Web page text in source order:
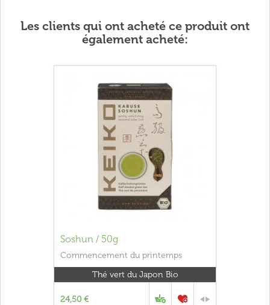
Les clients qui ont acheté ce produit ont
également acheté:
Soshun / 50g
Commencement du printemps
Thé vert du Japon Bio
24,50 €